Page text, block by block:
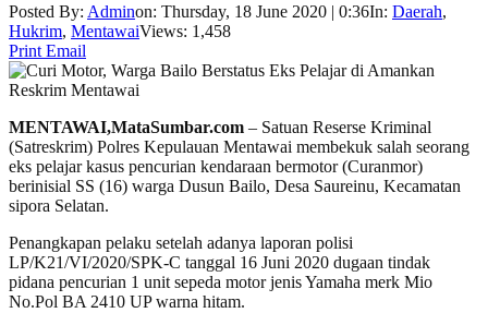
Posted By: Adminon: Thursday, 18 June 2020 | 0:36In: Daerah,
Hukrim, MentawaiViews: 1,458
Print Email
MENTAWAI,MataSumbar.com – Satuan Reserse Kriminal
(Satreskrim) Polres Kepulauan Mentawai membekuk salah seorang
eks pelajar kasus pencurian kendaraan bermotor (Curanmor)
berinisial SS (16) warga Dusun Bailo, Desa Saureinu, Kecamatan
sipora Selatan.
Penangkapan pelaku setelah adanya laporan polisi
LP/K21/VI/2020/SPK-C tanggal 16 Juni 2020 dugaan tindak
pidana pencurian 1 unit sepeda motor jenis Yamaha merk Mio
No.Pol BA 2410 UP warna hitam.